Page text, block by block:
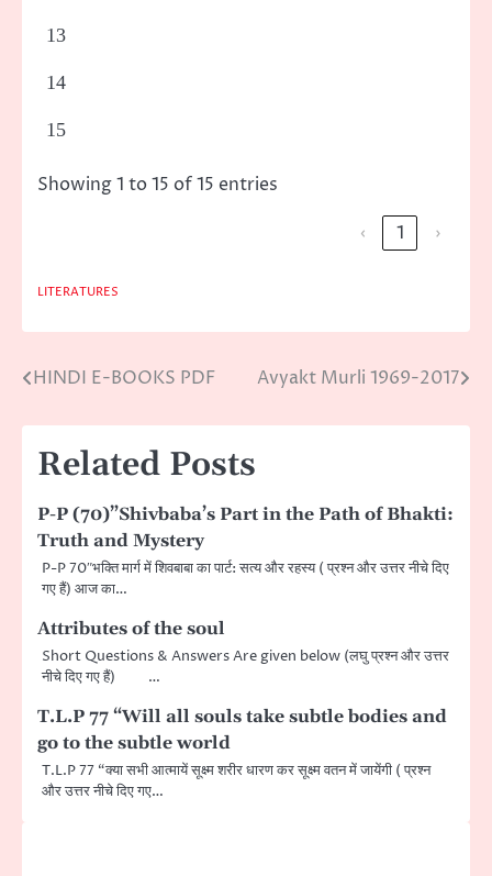
13
14
15
Showing 1 to 15 of 15 entries
‹
1 ›
LITERATURES
Post
navigation
HINDI E-BOOKS PDF Avyakt Murli 1969-2017
Related Posts
P-P (70)”Shivbaba’s Part in the Path of Bhakti:
Truth and Mystery
P-P 70″भक्ति मार्ग में शिवबाबा का पार्ट: सत्य और रहस्य ( प्रश्न और उत्तर नीचे दिए
गए हैं) आज का…
Attributes of the soul
Short Questions & Answers Are given below (लघु प्रश्न और उत्तर
नीचे दिए गए हैं) …
T.L.P 77 “Will all souls take subtle bodies and
go to the subtle world
T.L.P 77 “क्या सभी आत्मायें सूक्ष्म शरीर धारण कर सूक्ष्म वतन में जायेंगी ( प्रश्न
और उत्तर नीचे दिए गए…